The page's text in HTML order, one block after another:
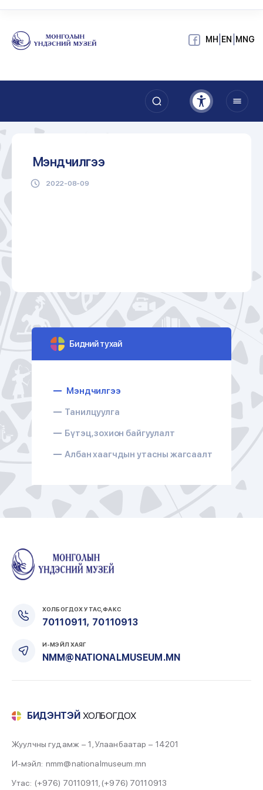
МН EN MNG
Мэндчилгээ
2022-08-09
Бидний тухай
Мэндчилгээ
Танилцуулга
Бүтэц, зохион байгуулалт
Албан хаагчдын утасны жагсаалт
ХОЛБОГДОХ УТАС, ФАКС
70110911, 70110913
И-МЭЙЛ ХАЯГ
NMM@NATIONALMUSEUM.MN
БИДЭНТЭЙ ХОЛБОГДОХ
Жуулчны гудамж – 1, Улаанбаатар – 14201
И-мэйл: nmm@nationalmuseum.mn
Утас: (+976) 70110911 ,(+976) 70110913